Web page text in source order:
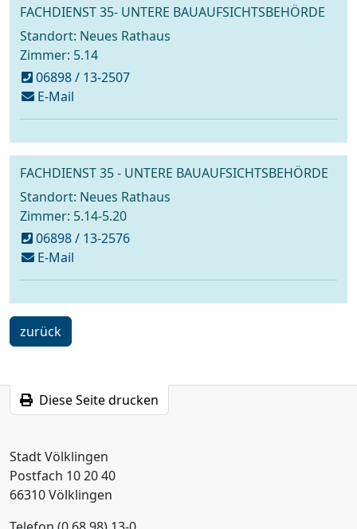
FACHDIENST 35- UNTERE BAUAUFSICHTSBEHÖRDE
Standort: Neues Rathaus
Zimmer: 5.14
06898 / 13-2507
E-Mailschreiben
an
FACHDIENST 35 - UNTERE BAUAUFSICHTSBEHÖRDE
Standort: Neues Rathaus
Zimmer: 5.14-5.20
06898 / 13-2576
E-Mailschreiben
an
ein
Schritt
zurück
Diese Seite drucken
Stadt Völklingen
Postfach 10 20 40
66310 Völklingen